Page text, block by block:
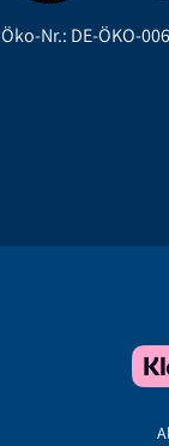
Öko-Nr.: DE-ÖKO-006